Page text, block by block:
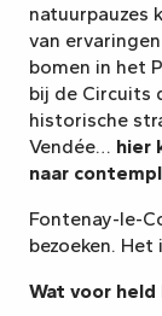
natuurpauzes
van
bomen in het
bij de Circuits
historische
Vendée… hier
naar
Fontenay-le-
bezoeken.
Wat voor held